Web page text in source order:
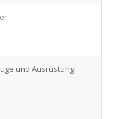
und Ausrüstung: